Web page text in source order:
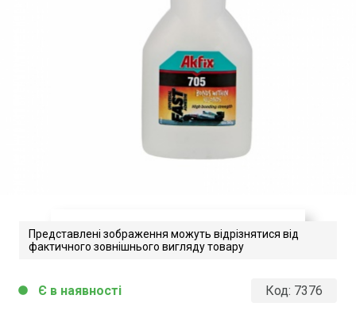
Представлені зображення можуть відрізнятися від
фактичного зовнішнього вигляду товару
Код: 7376
circle Є в наявності